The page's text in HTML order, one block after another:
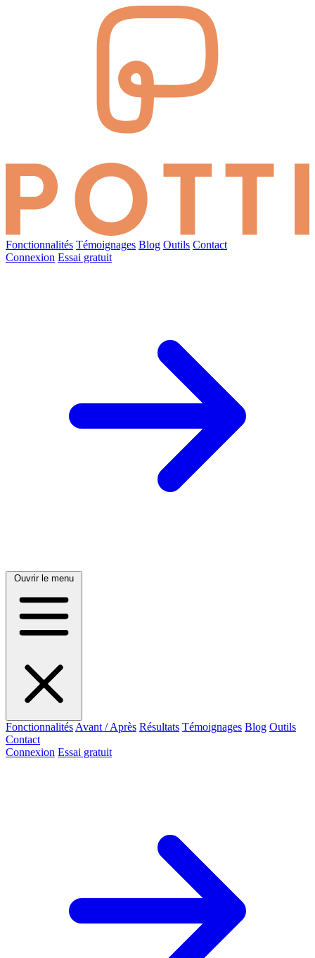
Fonctionnalités Témoignages Blog Outils Contact
Connexion Essai gratuit
Ouvrir le menu
Fonctionnalités Avant / Après Résultats Témoignages Blog Outils
Contact
Connexion Essai gratuit